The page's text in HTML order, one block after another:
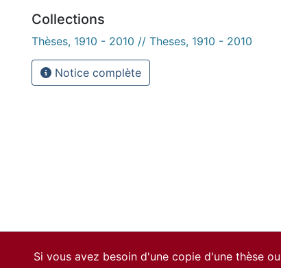
Collections
Thèses, 1910 - 2010 // Theses, 1910 - 2010
Notice complète
Si vous avez besoin d'une copie d'une thèse